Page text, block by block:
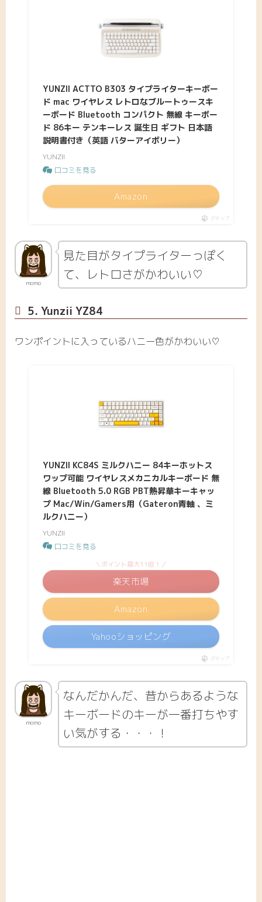
YUNZII ACTTO B303 タイプライターキーボー
ド mac ワイヤレス レトロなブルートゥースキ
ーボード Bluetooth コンパクト 無線 キーボー
ド 86キー テンキーレス 誕生日 ギフト 日本語
説明書付き（英語 バターアイボリー）
YUNZII
口コミを見る
Amazon
ポチップ
momo
見た目がタイプライターっぽく
て、レトロさがかわいい♡
5. Yunzii YZ84
ワンポイントに入っているハニー色がかわいい♡
YUNZII KC84S ミルクハニー 84キーホットス
ワップ可能 ワイヤレスメカニカルキーボード 無
線 Bluetooth 5.0 RGB PBT熱昇華キーキャッ
プ Mac/Win/Gamers用（Gateron青軸 、ミ
ルクハニー）
YUNZII
口コミを見る
Amazon
＼ポイント最大11倍！／
楽天市場
Yahooショッピング
ポチップ
momo
なんだかんだ、昔からあるような
キーボードのキーが一番打ちやす
い気がする・・・！